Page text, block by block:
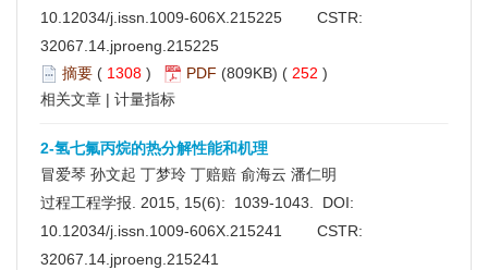
10.12034/j.issn.1009-606X.215225
CSTR:
32067.14.jproeng.215225
摘要 ( 1308 ) PDF (809KB) ( 252 )
相关文章 | 计量指标
2-氢七氟丙烷的热分解性能和机理
冒爱琴 孙文起 丁梦玲 丁赔赔 俞海云 潘仁明
过程工程学报. 2015, 15(6): 1039-1043. DOI:
10.12034/j.issn.1009-606X.215241
CSTR:
32067.14.jproeng.215241